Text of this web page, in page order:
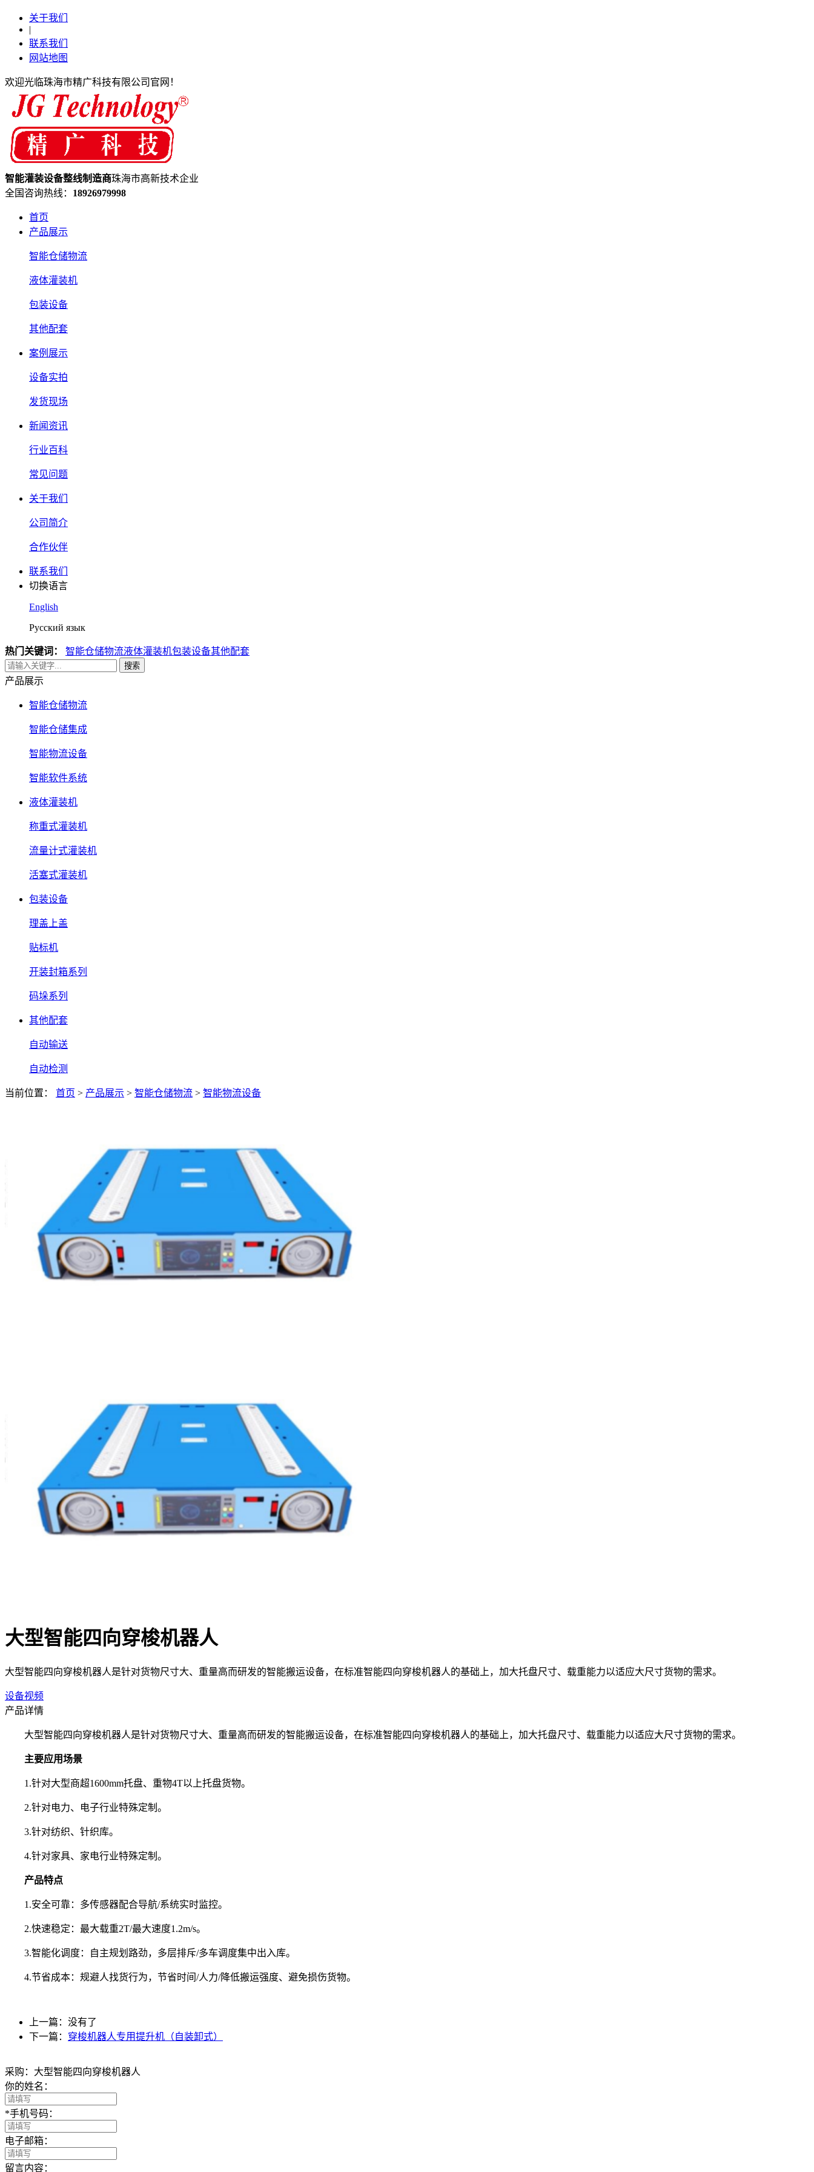
关于我们
|
联系我们
网站地图
欢迎光临珠海市精广科技有限公司官网！
智能灌装设备整线制造商珠海市高新技术企业
全国咨询热线： 18926979998
首页
产品展示
智能仓储物流
液体灌装机
包装设备
其他配套
案例展示
设备实拍
发货现场
新闻资讯
行业百科
常见问题
关于我们
公司简介
合作伙伴
联系我们
切换语言
English
Русский язык
热门关键词： 智能仓储物流液体灌装机包装设备其他配套
搜索
产品展示
智能仓储物流
智能仓储集成
智能物流设备
智能软件系统
液体灌装机
称重式灌装机
流量计式灌装机
活塞式灌装机
包装设备
理盖上盖
贴标机
开装封箱系列
码垛系列
其他配套
自动输送
自动检测
当前位置： 首页 > 产品展示 > 智能仓储物流 > 智能物流设备
大型智能四向穿梭机器人
大型智能四向穿梭机器人是针对货物尺寸大、重量高而研发的智能搬运设备，在标准智能四向穿梭机器人的基础上，加大托盘尺寸、载重能力以适应大尺寸货物的需求。
设备视频
产品详情
大型智能四向穿梭机器人是针对货物尺寸大、重量高而研发的智能搬运设备，在标准智能四向穿梭机器人的基础上，加大托盘尺寸、载重能力以适应大尺寸货物的需求。
主要应用场景
1.针对大型商超1600mm托盘、重物4T以上托盘货物。
2.针对电力、电子行业特殊定制。
3.针对纺织、针织库。
4.针对家具、家电行业特殊定制。
产品特点
1.安全可靠：多传感器配合导航/系统实时监控。
2.快速稳定：最大载重2T/最大速度1.2m/s。
3.智能化调度：自主规划路劲，多层排斥/多车调度集中出入库。
4.节省成本：规避人找货行为，节省时间/人力/降低搬运强度、避免损伤货物。
上一篇： 没有了
下一篇： 穿梭机器人专用提升机（自装卸式）
采购：大型智能四向穿梭机器人
你的姓名：
*手机号码：
电子邮箱：
留言内容：